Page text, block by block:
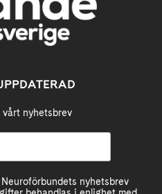
nyhetsbrev
nyhetsbrev